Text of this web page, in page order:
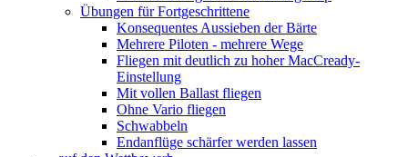
Übungen für Fortgeschrittene
Konsequentes Aussieben der Bärte
Mehrere Piloten - mehrere Wege
Fliegen mit deutlich zu hoher MacCready-
Einstellung
Mit vollen Ballast fliegen
Ohne Vario fliegen
Schwabbeln
Endanflüge schärfer werden lassen